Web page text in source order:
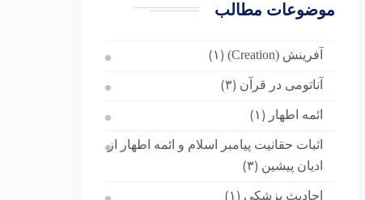
موضوعات مطالب
آفرینش (Creation) (۱)
آناتومی در قرآن (۳)
ائمه اطهار (۱)
اثبات حقانیت پیامبر اسلام و ائمه اطهار از
ادیان پیشین (۳)
احادیث پزشکی (۱)